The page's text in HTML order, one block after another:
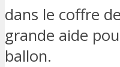
dans le coffre
grande aide
ballon.